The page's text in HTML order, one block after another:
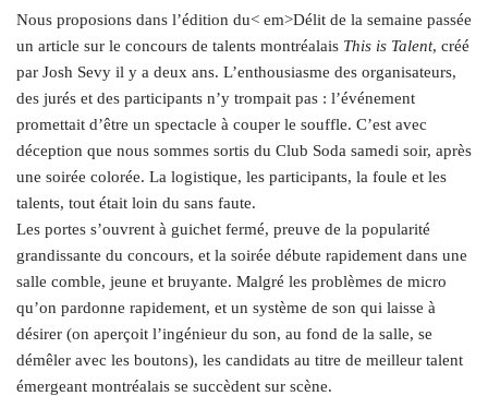
Nous proposions dans l’édition du< em>Délit de la semaine passée
un article sur le concours de talents montréalais This is Talent, créé
par Josh Sevy il y a deux ans. L’enthousiasme des organisateurs,
des jurés et des participants n’y trompait pas : l’événement
promettait d’être un spectacle à couper le souffle. C’est avec
déception que nous sommes sortis du Club Soda samedi soir, après
une soirée colorée. La logistique, les participants, la foule et les
talents, tout était loin du sans faute.
Les portes s’ouvrent à guichet fermé, preuve de la popularité
grandissante du concours, et la soirée débute rapidement dans une
salle comble, jeune et bruyante. Malgré les problèmes de micro
qu’on pardonne rapidement, et un système de son qui laisse à
désirer (on aperçoit l’ingénieur du son, au fond de la salle, se
démêler avec les boutons), les candidats au titre de meilleur talent
émergeant montréalais se succèdent sur scène.